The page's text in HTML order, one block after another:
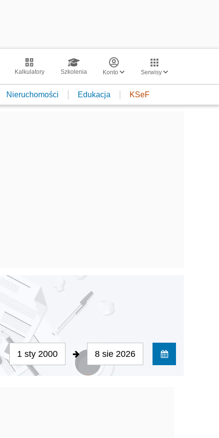
Kalkulatory Szkolenia Konto Serwisy
Nieruchomości Edukacja KSeF
1 sty 2000 8 sie 2026